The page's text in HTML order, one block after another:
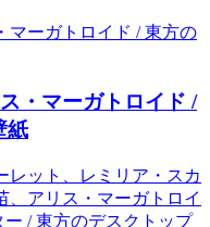
・マーガトロイド /
紙